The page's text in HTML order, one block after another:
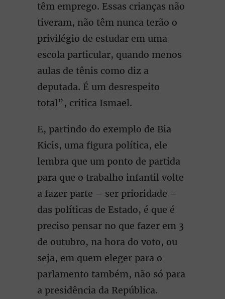
têm emprego. Essas crianças não
tiveram, não têm nunca terão o
privilégio de estudar em uma
escola particular, quando menos
aulas de tênis como diz a
deputada. É um desrespeito
total”, critica Ismael.
E, partindo do exemplo de Bia
Kicis, uma figura política, ele
lembra que um ponto de partida
para que o trabalho infantil volte
a fazer parte – ser prioridade –
das políticas de Estado, é que é
preciso pensar no que fazer em 3
de outubro, na hora do voto, ou
seja, em quem eleger para o
parlamento também, não só para
a presidência da República.